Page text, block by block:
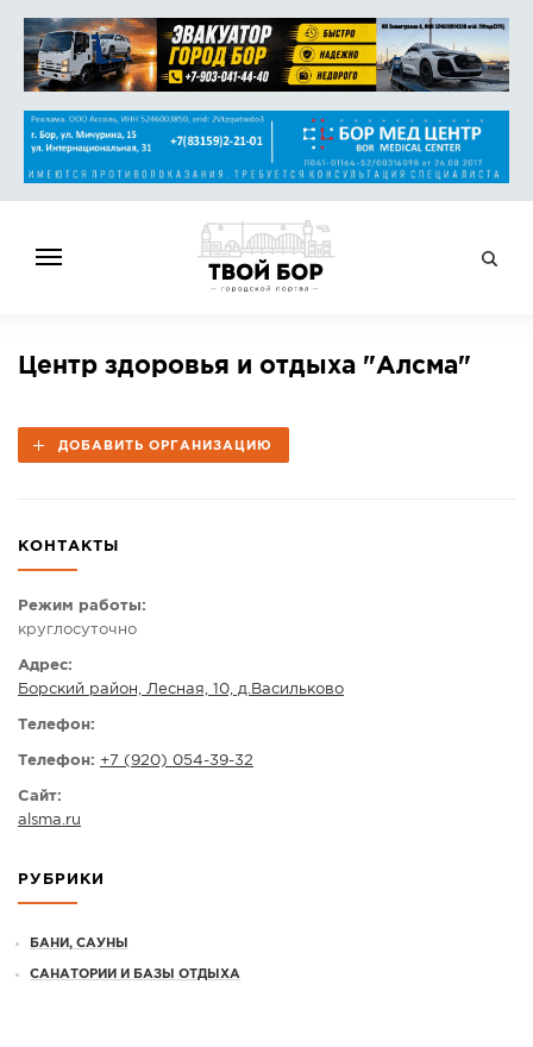
НОВОСТИ
ОБЪЯВЛЕНИЯ
КАМЕРЫ
КОНКУРСЫ
ПРЕДЛОЖИТЬ НОВОСТЬ
Центр здоровья и отдыха "Алсма"
ДОБАВИТЬ ОРГАНИЗАЦИЮ
КОНТАКТЫ
Режим работы:
круглосуточно
Адрес:
Борский район, Лесная, 10, д.Васильково
Телефон:
Телефон: +7 (920) 054-39-32
Сайт:
alsma.ru
РУБРИКИ
БАНИ, САУНЫ
САНАТОРИИ И БАЗЫ ОТДЫХА